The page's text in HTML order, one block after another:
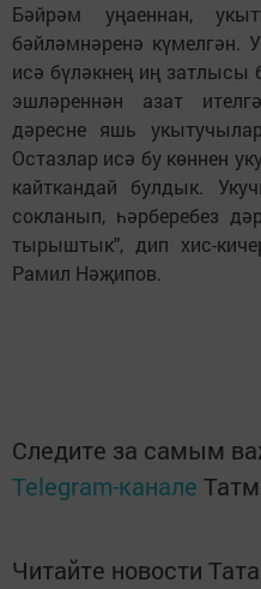
Бәйрәм уңаеннан,
бәйләмнәренә күмелгән.
исә бүләкнең иң затлысы
эшләреннән азат
дәресне яшь
Остазлар исә бу көннен
кайткандай булдык.
сокланып, һәрберебез
тырыштык", дип хис-
Рамил Нәҗипов.
Следите за самым
Telegram-канале
Читайте новости